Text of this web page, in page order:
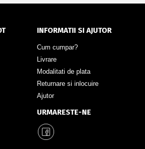
INFORMATII SI AJUTOR
Cum cumpar?
Livrare
Modalitati de plata
Returnare si inlocuire
Ajutor
URMARESTE-NE